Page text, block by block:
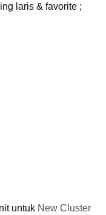
laris & favorite ;
untuk New Cluster